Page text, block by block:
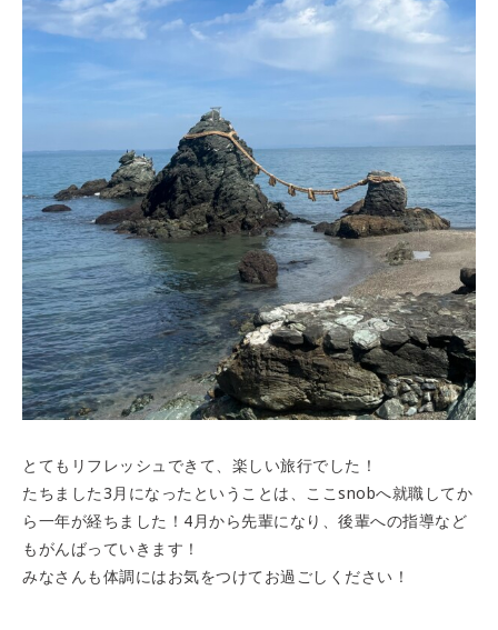
とてもリフレッシュできて、楽しい旅行でした！
たちました3月になったということは、ここsnobへ就職してか
ら一年が経ちました！4月から先輩になり、後輩への指導など
もがんばっていきます！
みなさんも体調にはお気をつけてお過ごしください！